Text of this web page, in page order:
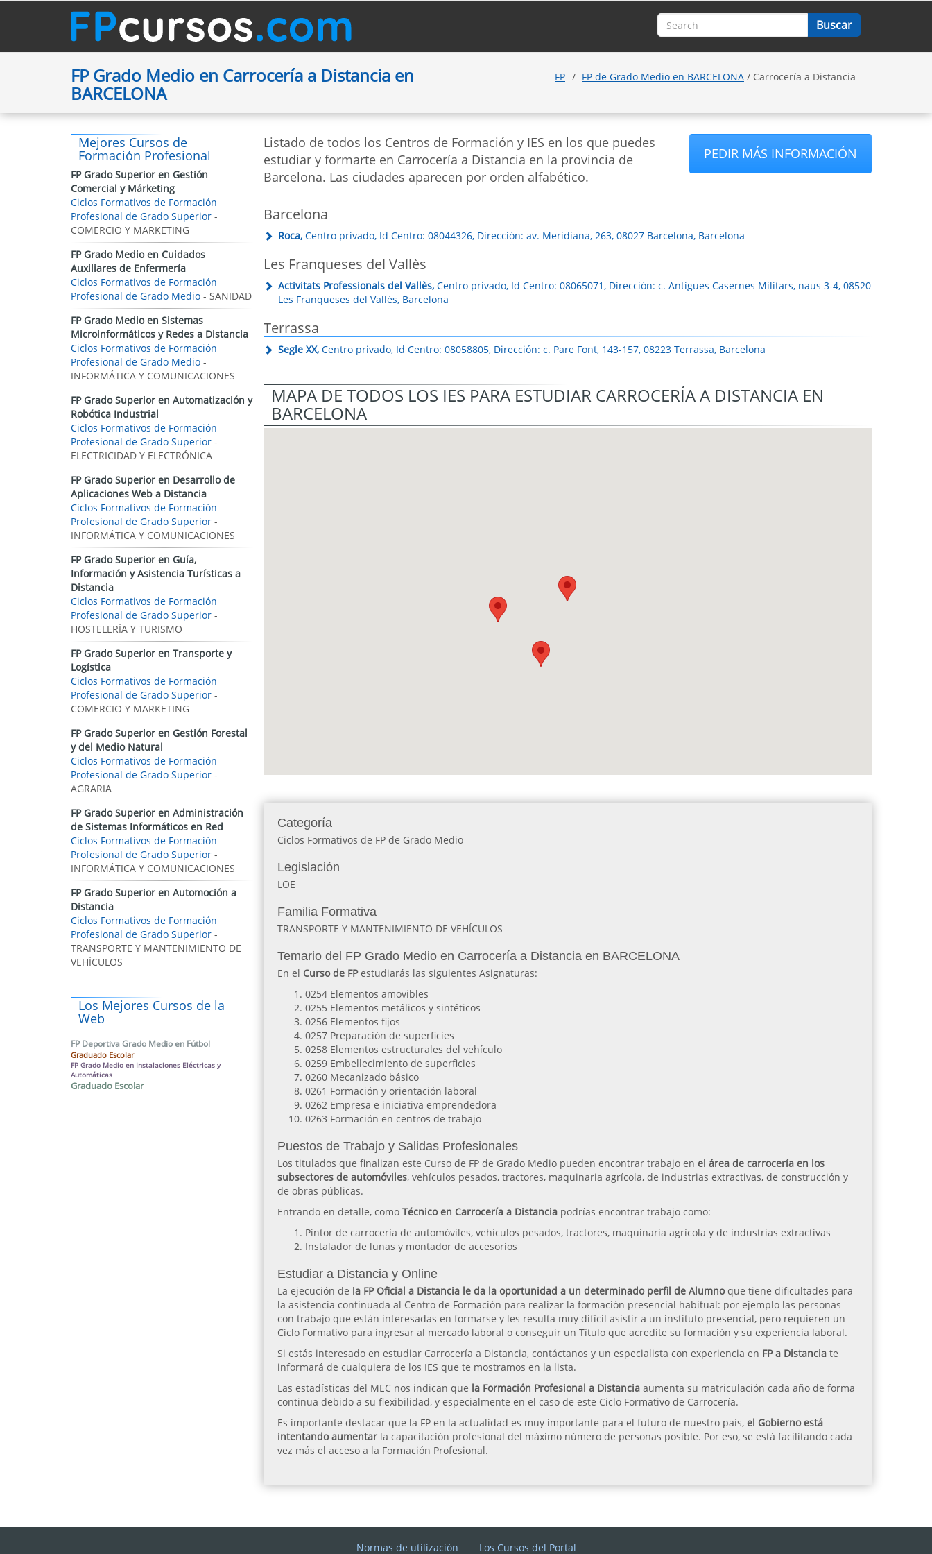
FP Grado Medio en Carrocería a Distancia en
BARCELONA
FP FP de Grado Medio en BARCELONA / Carrocería a Distancia
Listado de todos los Centros de Formación y IES en los que puedes
estudiar y formarte en Carrocería a Distancia en la provincia de
Barcelona. Las ciudades aparecen por orden alfabético.
PEDIR MÁS INFORMACIÓN
Barcelona
Roca, Centro privado, Id Centro: 08044326, Dirección: av. Meridiana, 263, 08027 Barcelona, Barcelona
Les Franqueses del Vallès
Activitats Professionals del Vallès, Centro privado, Id Centro: 08065071, Dirección: c. Antigues Casernes Militars, naus 3-4, 08520
Les Franqueses del Vallès, Barcelona
Terrassa
Segle XX, Centro privado, Id Centro: 08058805, Dirección: c. Pare Font, 143-157, 08223 Terrassa, Barcelona
MAPA DE TODOS LOS IES PARA ESTUDIAR CARROCERÍA A DISTANCIA EN
BARCELONA
Categoría
Ciclos Formativos de FP de Grado Medio
Legislación
LOE
Familia Formativa
TRANSPORTE Y MANTENIMIENTO DE VEHÍCULOS
Temario del FP Grado Medio en Carrocería a Distancia en BARCELONA
En el Curso de FPestudiarás las siguientes Asignaturas:
0254 Elementos amovibles
0255 Elementos metálicos y sintéticos
0256 Elementos fijos
0257 Preparación de superficies
0258 Elementos estructurales del vehículo
0259 Embellecimiento de superficies
0260 Mecanizado básico
0261 Formación y orientación laboral
0262 Empresa e iniciativa emprendedora
0263 Formación en centros de trabajo
Puestos de Trabajo y Salidas Profesionales
Los titulados que finalizan este Curso de FP de Grado Medio pueden encontrar trabajo en el área de carrocería en los
subsectores de automóviles, vehículos pesados, tractores, maquinaria agrícola, de industrias extractivas, de construcción y
de obras públicas.
Entrando en detalle, como Técnico en Carrocería a Distanciapodrías encontrar trabajo como:
Pintor de carrocería de automóviles, vehículos pesados, tractores, maquinaria agrícola y de industrias extractivas
Instalador de lunas y montador de accesorios
Estudiar a Distancia y Online
La ejecución de la FP Oficial a Distancia le da la oportunidad a un determinado perfil de Alumnoque tiene dificultades para
la asistencia continuada al Centro de Formación para realizar la formación presencial habitual: por ejemplo las personas
con trabajo que están interesadas en formarse y les resulta muy difícil asistir a un instituto presencial, pero requieren un
Ciclo Formativo para ingresar al mercado laboral o conseguir un Título que acredite su formación y su experiencia laboral.
Si estás interesado en estudiar Carrocería a Distancia, contáctanos y un especialista con experiencia en FP a Distancia te
informará de cualquiera de los IES que te mostramos en la lista.
Las estadísticas del MEC nos indican que la Formación Profesional a Distanciaaumenta su matriculación cada año de forma
continua debido a su flexibilidad, y especialmente en el caso de este Ciclo Formativo de Carrocería.
Es importante destacar que la FP en la actualidad es muy importante para el futuro de nuestro país, el Gobierno está
intentando aumentarla capacitación profesional del máximo número de personas posible. Por eso, se está facilitando cada
vez más el acceso a la Formación Profesional.
Mejores Cursos de
Formación Profesional
FP Grado Superior en Gestión
Comercial y Márketing
Ciclos Formativos de Formación
Profesional de Grado Superior -
COMERCIO Y MARKETING
FP Grado Medio en Cuidados
Auxiliares de Enfermería
Ciclos Formativos de Formación
Profesional de Grado Medio - SANIDAD
FP Grado Medio en Sistemas
Microinformáticos y Redes a Distancia
Ciclos Formativos de Formación
Profesional de Grado Medio -
INFORMÁTICA Y COMUNICACIONES
FP Grado Superior en Automatización y
Robótica Industrial
Ciclos Formativos de Formación
Profesional de Grado Superior -
ELECTRICIDAD Y ELECTRÓNICA
FP Grado Superior en Desarrollo de
Aplicaciones Web a Distancia
Ciclos Formativos de Formación
Profesional de Grado Superior -
INFORMÁTICA Y COMUNICACIONES
FP Grado Superior en Guía,
Información y Asistencia Turísticas a
Distancia
Ciclos Formativos de Formación
Profesional de Grado Superior -
HOSTELERÍA Y TURISMO
FP Grado Superior en Transporte y
Logística
Ciclos Formativos de Formación
Profesional de Grado Superior -
COMERCIO Y MARKETING
FP Grado Superior en Gestión Forestal
y del Medio Natural
Ciclos Formativos de Formación
Profesional de Grado Superior -
AGRARIA
FP Grado Superior en Administración
de Sistemas Informáticos en Red
Ciclos Formativos de Formación
Profesional de Grado Superior -
INFORMÁTICA Y COMUNICACIONES
FP Grado Superior en Automoción a
Distancia
Ciclos Formativos de Formación
Profesional de Grado Superior -
TRANSPORTE Y MANTENIMIENTO DE
VEHÍCULOS
Los Mejores Cursos de la
Web
FP Deportiva Grado Medio en Fútbol
Graduado Escolar
FP Grado Medio en Instalaciones Eléctricas y
Automáticas
Graduado Escolar
Normas de utilización Los Cursos del Portal